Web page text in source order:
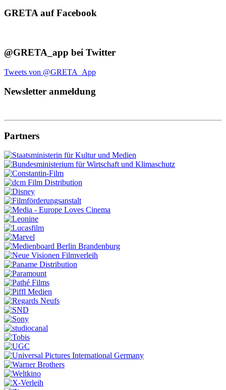
GRETA auf Facebook
@GRETA_app bei Twitter
Tweets von @GRETA_App
Newsletter anmeldung
Partners